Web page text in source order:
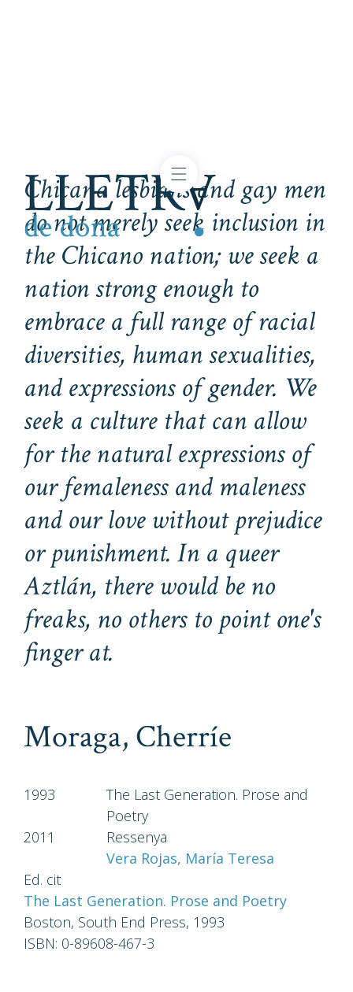
Chicana lesbians and gay men
do not merely seek inclusion in
the Chicano nation; we seek a
nation strong enough to
embrace a full range of racial
diversities, human sexualities,
and expressions of gender. We
seek a culture that can allow
for the natural expressions of
our femaleness and maleness
and our love without prejudice
or punishment. In a queer
Aztlán, there would be no
freaks, no othersto point one's
finger at.
Moraga, Cherríe
1993
The Last Generation. Prose and
Poetry
2011
Ressenya
Vera Rojas, María Teresa
Ed. cit
The Last Generation. Prose and Poetry
Boston, South End Press, 1993
ISBN: 0-89608-467-3